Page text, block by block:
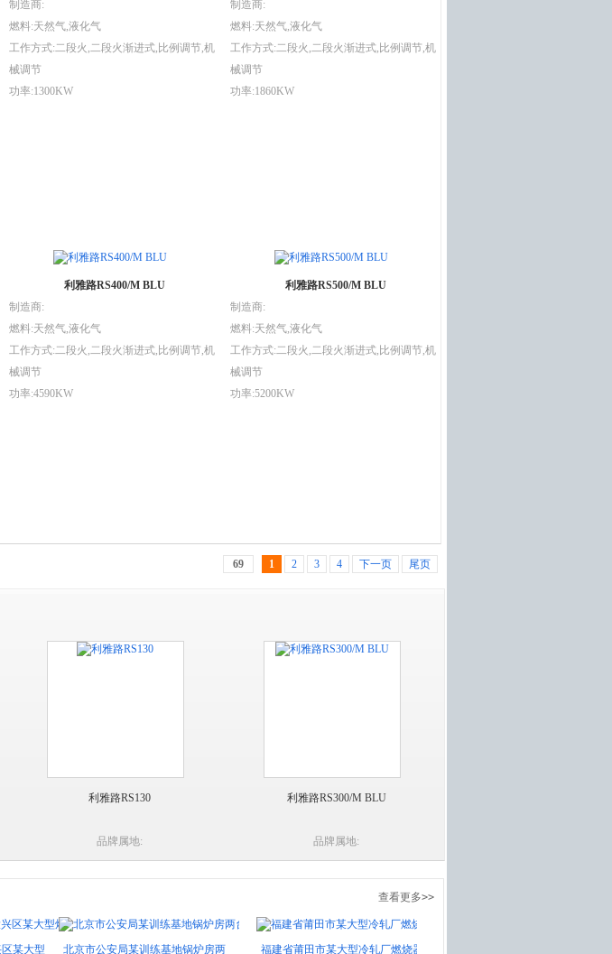
制造商:
燃料:天然气,液化气
工作方式:二段火,二段火渐进式,比例调节,机
械调节
功率:1300KW
制造商:
燃料:天然气,液化气
工作方式:二段火,二段火渐进式,比例调节,机
械调节
功率:1860KW
利雅路RS400/M BLU
制造商:
燃料:天然气,液化气
工作方式:二段火,二段火渐进式,比例调节,机
械调节
功率:4590KW
利雅路RS500/M BLU
制造商:
燃料:天然气,液化气
工作方式:二段火,二段火渐进式,比例调节,机
械调节
功率:5200KW
69 1 2 3 4 下一页 尾页
利雅路RS130
品牌属地:
利雅路RS300/M BLU
品牌属地:
查看更多>>
北京市公安局某训练基地锅炉房两 福建省莆田市某大型冷轧厂燃烧器 河北省任丘市某喷涂线百得燃烧器